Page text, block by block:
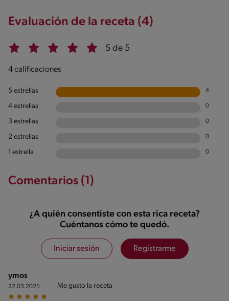
Evaluación de la receta (4)
5 de 5
4 calificaciones
5 estrellas 4
4 estrellas 0
3 estrellas 0
2 estrellas 0
1 estrella 0
Comentarios (1)
¿A quién consentiste con esta rica receta?
Cuéntanos cómo te quedó.
Iniciar sesión Registrarme
ymos
22.03.2025 Me gusto la receta